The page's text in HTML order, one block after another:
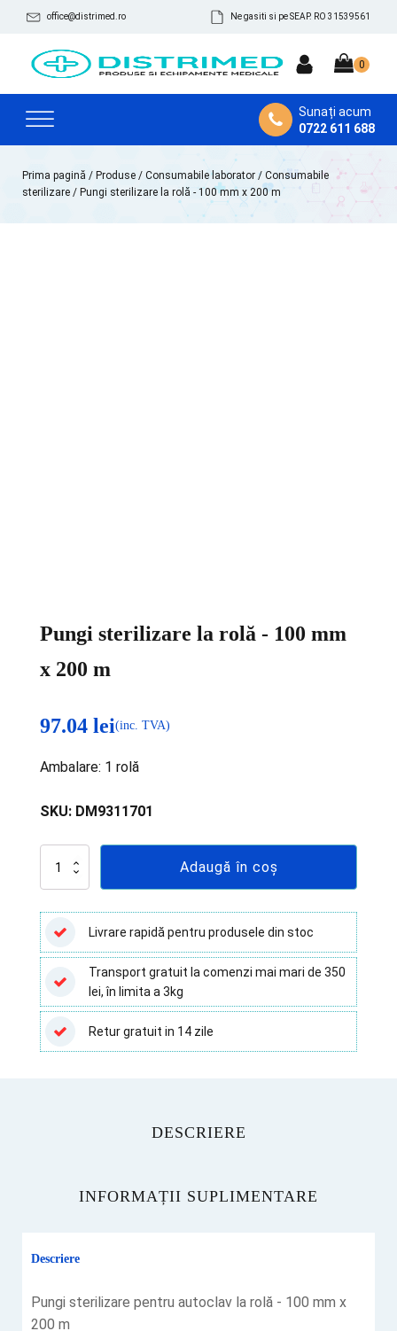
office@distrimed.ro Ne gasiti si pe SEAP. RO 31539561
Sunați acum
0722 611 688
Prima pagină / Produse / Consumabile laborator / Consumabile
sterilizare / Pungi sterilizare la rolă - 100 mm x 200 m
Pungi sterilizare la rolă - 100 mm
x 200 m
97.04 lei(inc. TVA)
Ambalare: 1 rolă
SKU: DM9311701
Cantitate
sterilizare
la
rolă
-
100
mm
x
200
m
Adaugă în coș
Livrare rapidă pentru produsele din stoc
Transport gratuit la comenzi mai mari de 350
lei, în limita a 3kg
Retur gratuit in 14 zile
DESCRIERE
INFORMAȚII SUPLIMENTARE
Descriere
Pungi sterilizare pentru autoclav la rolă - 100 mm x
200 m